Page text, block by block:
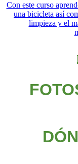
Con este curso
una bicicleta así
limpieza y el